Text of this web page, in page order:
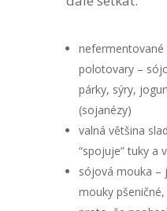
polotovary –
párky, sýry,
(sojanézy)
valná většina
“spojuje” tuky a
sójová mouka –
mouky